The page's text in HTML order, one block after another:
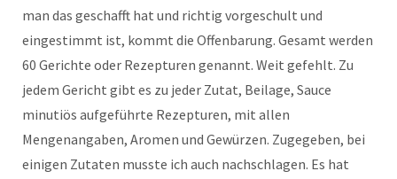
man das geschafft hat und richtig vorgeschult und
eingestimmt ist, kommt die Offenbarung. Gesamt werden
60 Gerichte oder Rezepturen genannt. Weit gefehlt. Zu
jedem Gericht gibt es zu jeder Zutat, Beilage, Sauce
minutiös aufgeführte Rezepturen, mit allen
Mengenangaben, Aromen und Gewürzen. Zugegeben, bei
einigen Zutaten musste ich auch nachschlagen. Es hat